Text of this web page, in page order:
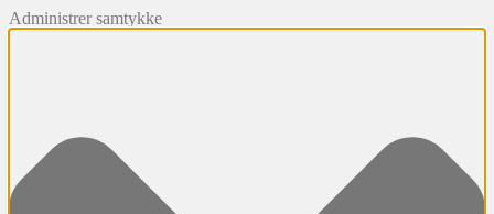
Administrer samtykke